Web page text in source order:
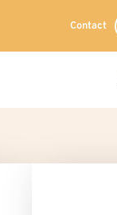
Contact